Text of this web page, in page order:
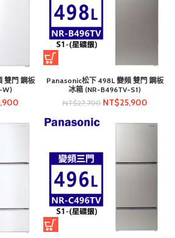
雙門 鋼板
W)
Panasonic松下 498L 變頻 雙門 鋼板
冰箱 (NR-B496TV-S1)
NT$27,700 NT$25,900